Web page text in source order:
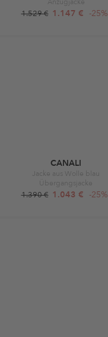
1.529 € 1.147 € -25%
CANALI
Jacke aus Wolle blau
Übergangsjacke
1.390 € 1.043 € -25%